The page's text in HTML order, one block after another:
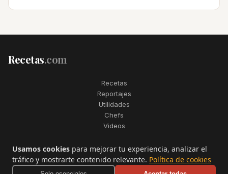
Recetas.com
Recetas
Reportajes
Utilidades
Chefs
Videos
2006–2026. Todos los derechos reservados. Recetas.com es una
marca registrada de Telfo Networks S.L.
Aviso legal·Condiciones de uso·Contactar
Usamos cookies para mejorar tu experiencia, analizar el
tráfico y mostrarte contenido relevante. Política de cookies